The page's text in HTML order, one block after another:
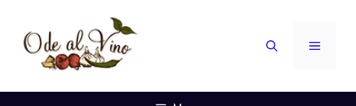
contenuto
MENU